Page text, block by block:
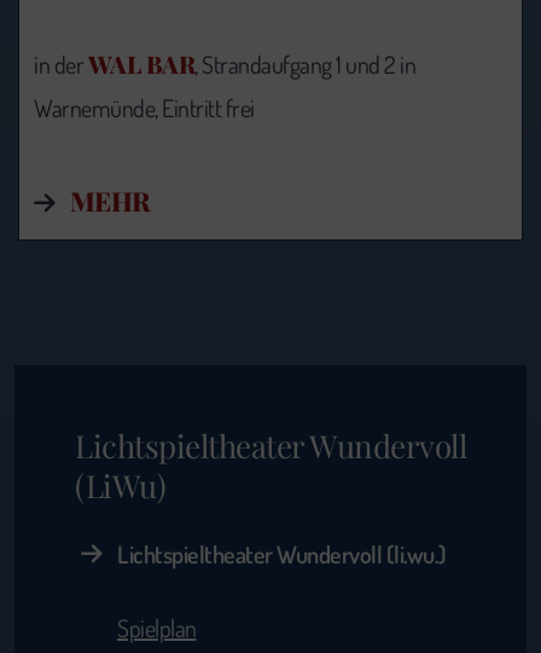
in derWAL BAR, Strandaufgang 1 und 2 in
Warnemünde, Eintritt frei
MEHR
Lichtspieltheater Wundervoll
(LiWu)
Lichtspieltheater Wundervoll (li.wu.)
Spielplan